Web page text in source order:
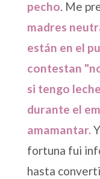
pecho. Me
madres
están en el
contestan
si tengo
durante el
amamantar.
fortuna fui
hasta